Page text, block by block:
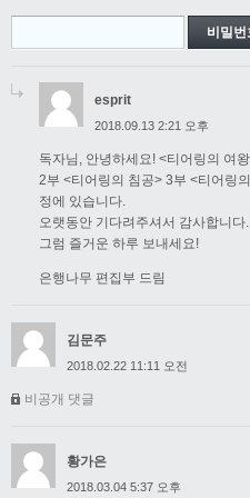
esprit
2018.09.13 2:21 오후
독자님, 안녕하세요! <티어링의 여
2부 <티어링의 침공> 3부 <티어링
정에 있습니다.
오랫동안 기다려주셔서 감사합니다.
그럼 즐거운 하루 보내세요!
은행나무 편집부 드림
김문주
2018.02.22 11:11 오전
비공개 댓글
황가은
2018.03.04 5:37 오후